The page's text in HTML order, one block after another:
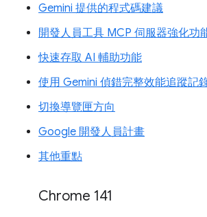
Gemini 提供的程式碼建議
開發人員工具 MCP 伺服器強化功
快速存取 AI 輔助功能
使用 Gemini 偵錯完整效能追蹤記
切換導覽匣方向
Google 開發人員計畫
其他重點
Chrome 141